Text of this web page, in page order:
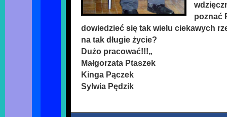
poznać
dowiedzieć się tak wielu ciekawych
na tak długie życie?
Dużo pracować!!!„
Małgorzata Ptaszek
Kinga Pączek
Sylwia Pędzik